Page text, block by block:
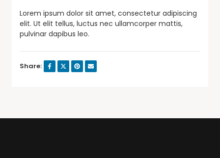
Lorem ipsum dolor sit amet, consectetur adipiscing
elit. Ut elit tellus, luctus nec ullamcorper mattis,
pulvinar dapibus leo.
Share: